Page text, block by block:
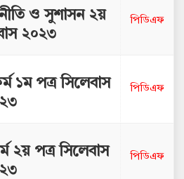
ও সুশাসন ২য়
২০২৩
পিডিএফ
১ম পত্র সিলেবাস
পিডিএফ
২য় পত্র সিলেবাস
পিডিএফ